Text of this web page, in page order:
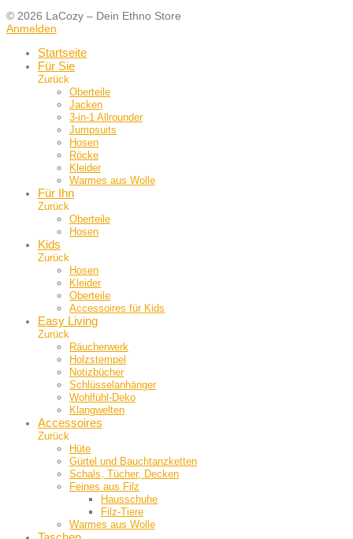
© 2026 LaCozy – Dein Ethno Store
Anmelden
Startseite
Für Sie
Zurück
Oberteile
Jacken
3-in-1 Allrounder
Jumpsuits
Hosen
Röcke
Kleider
Warmes aus Wolle
Für Ihn
Zurück
Oberteile
Hosen
Kids
Zurück
Hosen
Kleider
Oberteile
Accessoires für Kids
Easy Living
Zurück
Räucherwerk
Holzstempel
Notizbücher
Schlüsselanhänger
Wohlfühl-Deko
Klangwelten
Accessoires
Zurück
Hüte
Gürtel und Bauch­tanzketten
Schals, Tücher, Decken
Feines aus Filz
Hausschuhe
Filz-Tiere
Warmes aus Wolle